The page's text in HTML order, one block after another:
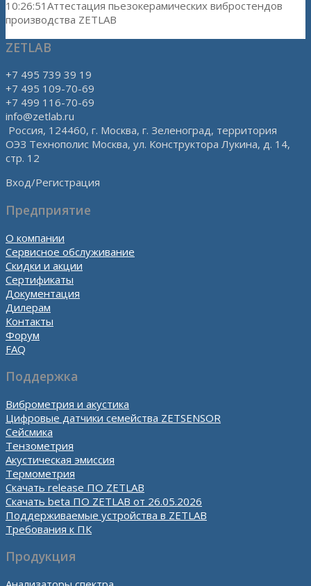
10:26:51 Аттестация пьезокерамических вибростендов
производства ZETLAB
ZETLAB
+7 495 739 39 19
+7 495 109-70-69
+7 499 116-70-69
info@zetlab.ru
Россия, 124460, г. Москва, г. Зеленоград, территория
ОЭЗ Технополис Москва, ул. Конструктора Лукина, д. 14,
стр. 12
Вход/Регистрация
Предприятие
О компании
Сервисное обслуживание
Скидки и акции
Сертификаты
Документация
Дилерам
Контакты
Форум
FAQ
Поддержка
Виброметрия и акустика
Цифровые датчики семейства ZETSENSOR
Сейсмика
Тензометрия
Акустическая эмиссия
Термометрия
Скачать release ПО ZETLAB
Скачать beta ПО ZETLAB от 26.05.2026
Поддерживаемые устройства в ZETLAB
Требования к ПК
Продукция